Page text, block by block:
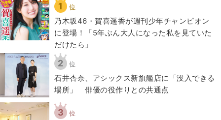
1 位
乃木坂46・賀喜遥香が週刊少年チャンピオン
に登場！「5年ぶん大人になった私を見ていた
だけたら」
2 位
石井杏奈、アシックス新旗艦店に「没入できる
場所」 俳優の役作りとの共通点
3 位